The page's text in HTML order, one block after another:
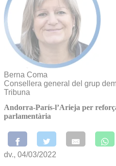
Berna Coma
Consellera general del grup
Tribuna
Andorra-París-l’Arieja per
parlamentària
dv., 04/03/2022